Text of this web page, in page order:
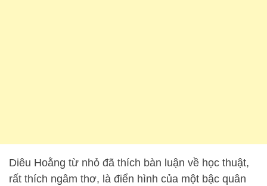
Diêu Hoằng từ nhỏ đã thích bàn luận về học thuật,
rất thích ngâm thơ, là điển hình của một bậc quân